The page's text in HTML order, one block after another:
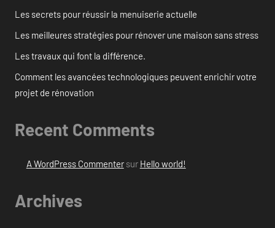
Les secrets pour réussir la menuiserie actuelle
Les meilleures stratégies pour rénover une maison sans stress
Les travaux qui font la différence.
Comment les avancées technologiques peuvent enrichir votre
projet de rénovation
Recent Comments
A WordPress Commentersur Hello world!
Archives